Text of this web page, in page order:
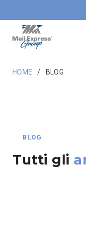
HOME BLOG
BLOG
Tutti gli